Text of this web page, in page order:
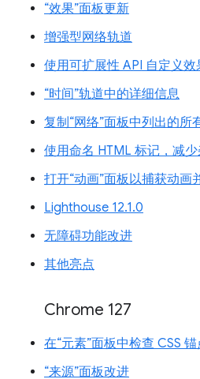
“效果”面板更新
增强型网络轨道
使用可扩展性 API 自定义效
“时间”轨道中的详细信息
复制“网络”面板中列出的所
使用命名 HTML 标记，减
打开“动画”面板以捕获动画
Lighthouse 12.1.0
无障碍功能改进
其他亮点
Chrome 127
在“元素”面板中检查 CSS
“来源”面板改进